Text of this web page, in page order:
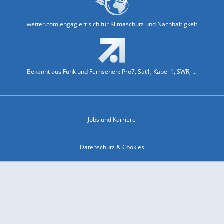
wetter.com engagiert sich für Klimaschutz und Nachhaltigkeit
Bekannt aus Funk und Fernsehen: Pro7, Sat1, Kabel 1, SWR, ...
Jobs und Karriere
Datenschutz & Cookies